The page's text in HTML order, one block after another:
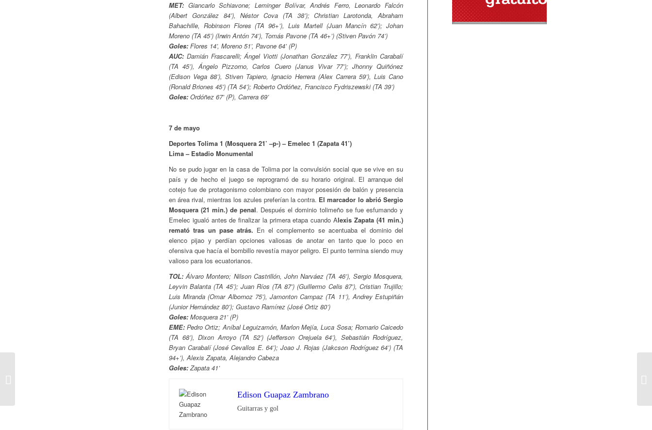
MET: Giancarlo Schiavone; Leminger Bolívar, Andrés Ferro, Leonardo Falcón
(Albert González 84’), Néstor Cova (TA 38’); Christian Larotonda, Abraham
Bahachille, Robinson Flores (TA 96+’), Luis Martell (Juan Mancín 62’); Johan
Moreno (TA 45’) (Irwin Antón 74’), Tomás Pavone (TA 46+’) (Stiven Pavón 74’)
Goles: Flores 14’, Moreno 51’, Pavone 64’ (P)
AUC: Damián Frascarelli; Ángel Viotti (Jonathan González 77’), Franklin Carabalí
(TA 45’), Ángelo Pizzorno, Carlos Cuero (Janus Vivar 77’); Jhonny Quiñónez
(Edison Vega 88’), Stiven Tapiero, Ignacio Herrera (Alex Carrera 59’), Luis Cano
(Ronald Briones 45’) (TA 54’); Roberto Ordóñez, Francisco Fydriszewski (TA 39’)
Goles: Ordóñez 67’ (P), Carrera 69’
7 de mayo
Deportes Tolima 1 (Mosquera 21’ –p-) – Emelec 1 (Zapata 41’)
Lima – Estadio Monumental
No se pudo jugar en la casa de Tolima por la convulsión social que se vive en su
país y de hecho el juego se reprogramó de su horario original. El arranque del
cotejo fue de protagonismo colombiano con mayor posesión de balón y presencia
en área rival, mientras los azules preferían la contra. El marcador lo abrió Sergio
Mosquera (21 min.) de penal. Después el dominio tolimeño se fue esfumando y
Emelec igualó antes de finalizar la primera etapa cuando Alexis Zapata (41 min.)
remató tras un pase atrás. En el complemento se acentuaba el dominio del
elenco pijao y perdían opciones valiosas de anotar en tanto que lo poco en
ofensiva que hacía el bombillo revestía mayor peligro. El punto termina siendo muy
valioso para los ecuatorianos.
TOL: Álvaro Montero; Nilson Castrillón, John Narváez (TA 46’), Sergio Mosquera,
Leyvin Balanta (TA 45’); Juan Ríos (TA 87’) (Guillermo Celis 87’), Cristian Trujillo;
Luis Miranda (Omar Albornoz 75’), Jamonton Campaz (TA 11’), Andrey Estupiñán
(Junior Hernández 80’); Gustavo Ramírez (José Ortiz 80’)
Goles: Mosquera 21’ (P)
EME: Pedro Ortiz; Aníbal Leguizamón, Marlon Mejía, Luca Sosa; Romario Caicedo
(TA 68’), Dixon Arroyo (TA 52’) (Jefferson Orejuela 64’), Sebastián Rodríguez,
Bryan Carabalí (José Cevallos E. 64’); Joao J. Rojas (Jakcson Rodríguez 64’) (TA
94+’), Alexis Zapata, Alejandro Cabeza
Goles:Zapata 41’
Edison Guapaz Zambrano
Guitarras y gol